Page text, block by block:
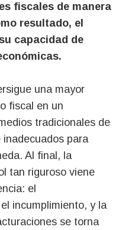
fiscales de manera
resultado, el
capacidad de
una mayor
fiscal en un
tradicionales de
para
Al final, la
tan riguroso viene
el
incumplimiento, y la
se torna